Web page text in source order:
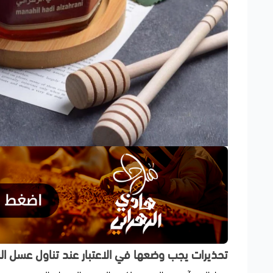
تحذيرات يجب وضعها في الاعتبار عند تناول عسل